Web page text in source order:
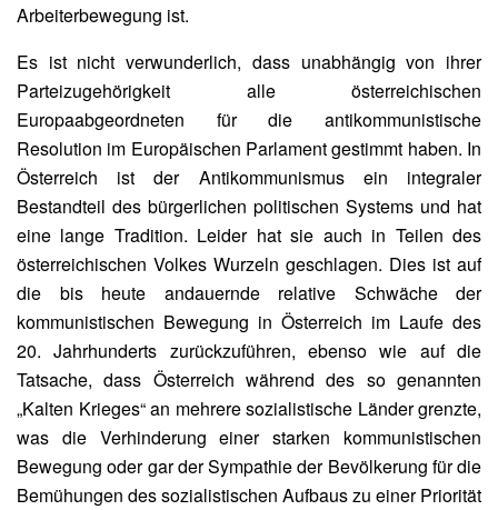
Arbeiterbewegung ist.
Es ist nicht verwunderlich, dass unabhängig von ihrer
Parteizugehörigkeit alle österreichischen
Europaabgeordneten für die antikommunistische
Resolution im Europäischen Parlament gestimmt haben. In
Österreich ist der Antikommunismus ein integraler
Bestandteil des bürgerlichen politischen Systems und hat
eine lange Tradition. Leider hat sie auch in Teilen des
österreichischen Volkes Wurzeln geschlagen. Dies ist auf
die bis heute andauernde relative Schwäche der
kommunistischen Bewegung in Österreich im Laufe des
20. Jahrhunderts zurückzuführen, ebenso wie auf die
Tatsache, dass Österreich während des so genannten
„Kalten Krieges“ an mehrere sozialistische Länder grenzte,
was die Verhinderung einer starken kommunistischen
Bewegung oder gar der Sympathie der Bevölkerung für die
Bemühungen des sozialistischen Aufbaus zu einer Priorität